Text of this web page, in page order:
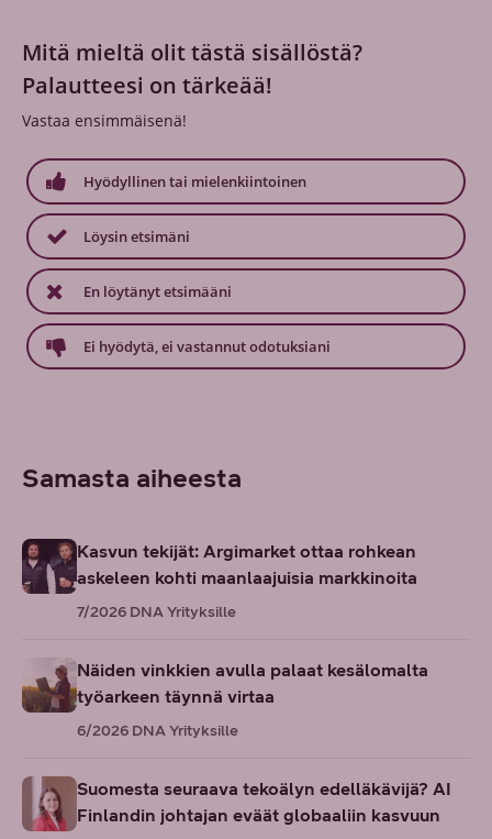
Mitä mieltä olit tästä sisällöstä?
Palautteesi on tärkeää!
Vastaa ensimmäisenä!
Hyödyllinen tai mielenkiintoinen
Löysin etsimäni
En löytänyt etsimääni
Ei hyödytä, ei vastannut odotuksiani
Samasta aiheesta
Kasvun tekijät: Argimarket ottaa rohkean
askeleen kohti maanlaajuisia markkinoita
7/2026 DNA Yrityksille
Näiden vinkkien avulla palaat kesälomalta
työarkeen täynnä virtaa
6/2026 DNA Yrityksille
Suomesta seuraava tekoälyn edelläkävijä? AI
Finlandin johtajan eväät globaaliin kasvuun